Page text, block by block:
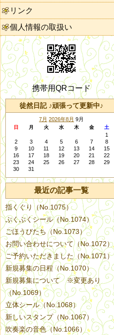
リンク
個人情報の取扱い
携帯用QRコード
徒然日記 ♪頑張って更新中♪
7月 2026年8月 9月
日 月 火 水 木 金 土
1
2
3 4 5 6 7
8
9
10 11 12 13 14
15
16
17 18 19 20 21
22
23
24 25 26 27 28
29
30
31
最近の記事一覧
指くぐり（No.1075）
ぷくぷくシール（No.1074）
ごほうびたち（No.1073）
お問い合わせについて（No.1072）
ご予約いただきました（No.1071）
新規募集の日程（No.1070）
新規募集について ※変更あり
（No.1069）
立体シール（No.1068）
新しいスタンプ（No.1067）
吹奏楽の音色（No.1066）